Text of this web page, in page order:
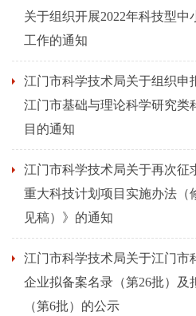
关于组织开展2022年科技型中
工作的通知
江门市科学技术局关于组织申
江门市基础与理论科学研究类
目的通知
江门市科学技术局关于再次征
重大科技计划项目实施办法（
见稿）》的通知
江门市科学技术局关于江门市
企业拟备案名录（第26批）及
（第6批）的公示